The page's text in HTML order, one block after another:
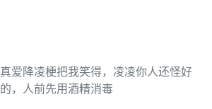
真爱降凌梗把我笑得，凌凌你人还怪好
的，人前先用酒精消毒